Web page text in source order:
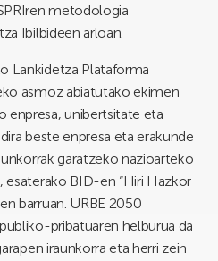
metodologia
Ibilbideen arloan.
Lankidetza Plataforma
asmoz abiatutako ekimen
enpresa, unibertsitate eta
beste enpresa eta erakunde
garatzeko nazioarteko
esaterako BID-en “Hiri Hazkor
barruan. URBE 2050
pribatuaren helburua da
iraunkorra eta herri zein